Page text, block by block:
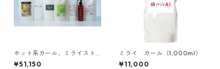
ホット系カール、ミライスト
レート初期導入セット
¥51,150
ミライ カール（1,000ml）
¥11,000